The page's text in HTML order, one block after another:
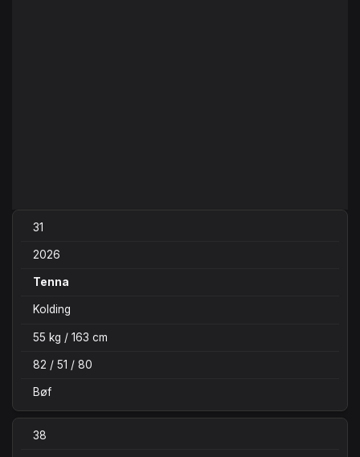
31
2026
Tenna
Kolding
55 kg / 163 cm
82 / 51 / 80
Bøf
38